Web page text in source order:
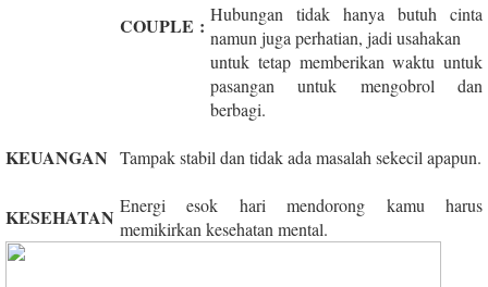
COUPLE : Hubungan tidak hanya butuh cinta
namun juga perhatian, jadi usahakan
untuk tetap memberikan waktu untuk
pasangan untuk mengobrol dan
berbagi.
KEUANGAN Tampak stabil dan tidak ada masalah sekecil apapun.
KESEHATAN Energi esok hari mendorong kamu harus
memikirkan kesehatan mental.